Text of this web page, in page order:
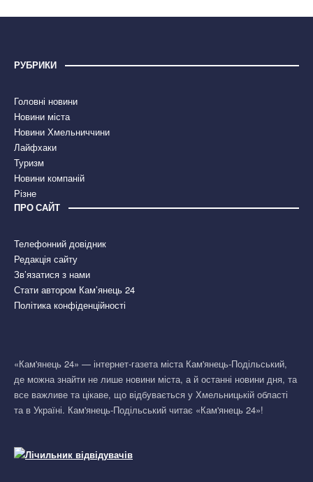
РУБРИКИ
Головні новини
Новини міста
Новини Хмельниччини
Лайфхаки
Туризм
Новини компаній
Різне
ПРО САЙТ
Телефонний довідник
Редакція сайту
Зв’язатися з нами
Стати автором Кам’янець 24
Політика конфіденційності
«Кам'янець 24» — інтернет-газета міста Кам'янець-Подільський,
де можна знайти не лише новини міста, а й останні новини дня, та
все важливе та цікаве, що відбувається у Хмельницькій області
та в Україні. Кам'янець-Подільський читає «Кам'янець 24»!